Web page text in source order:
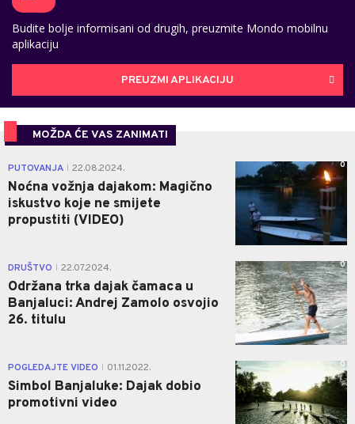
Budite bolje informisani od drugih, preuzmite Mondo mobilnu
aplikaciju
PREUZMI APLIKACIJU
MOŽDA ĆE VAS ZANIMATI
PUTOVANJA 22.08.2024.
Noćna vožnja dajakom: Magično
iskustvo koje ne smijete
propustiti (VIDEO)
0
DRUŠTVO 22.07.2024.
Održana trka dajak čamaca u
Banjaluci: Andrej Zamolo osvojio
26. titulu
0
POGLEDAJTE VIDEO 01.11.2022.
Simbol Banjaluke: Dajak dobio
promotivni video
0